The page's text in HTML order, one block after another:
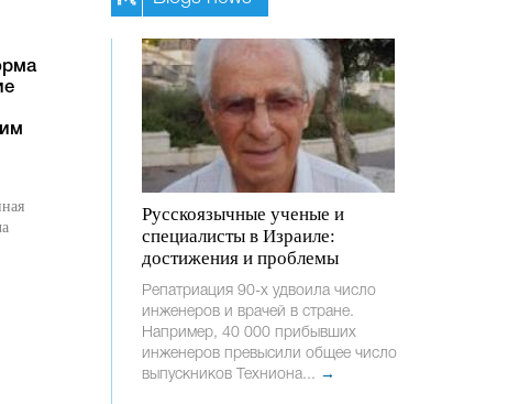
Русскоязычные ученые и
специалисты в Израиле:
достижения и проблемы
Репатриация 90-х удвоила число
инженеров и врачей в стране.
Например, 40 000 прибывших
инженеров превысили общее число
выпускников Техниона... →